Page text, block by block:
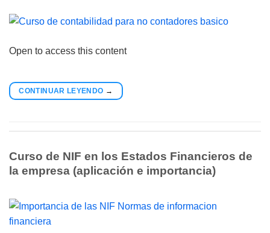
Open to access this content
CONTINUAR LEYENDO →
Curso de NIF en los Estados Financieros de
la empresa (aplicación e importancia)